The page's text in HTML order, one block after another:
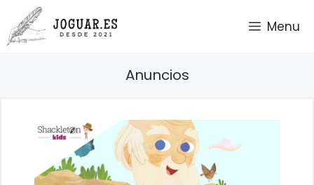
Saltar
al
contenido
Menu
Anuncios